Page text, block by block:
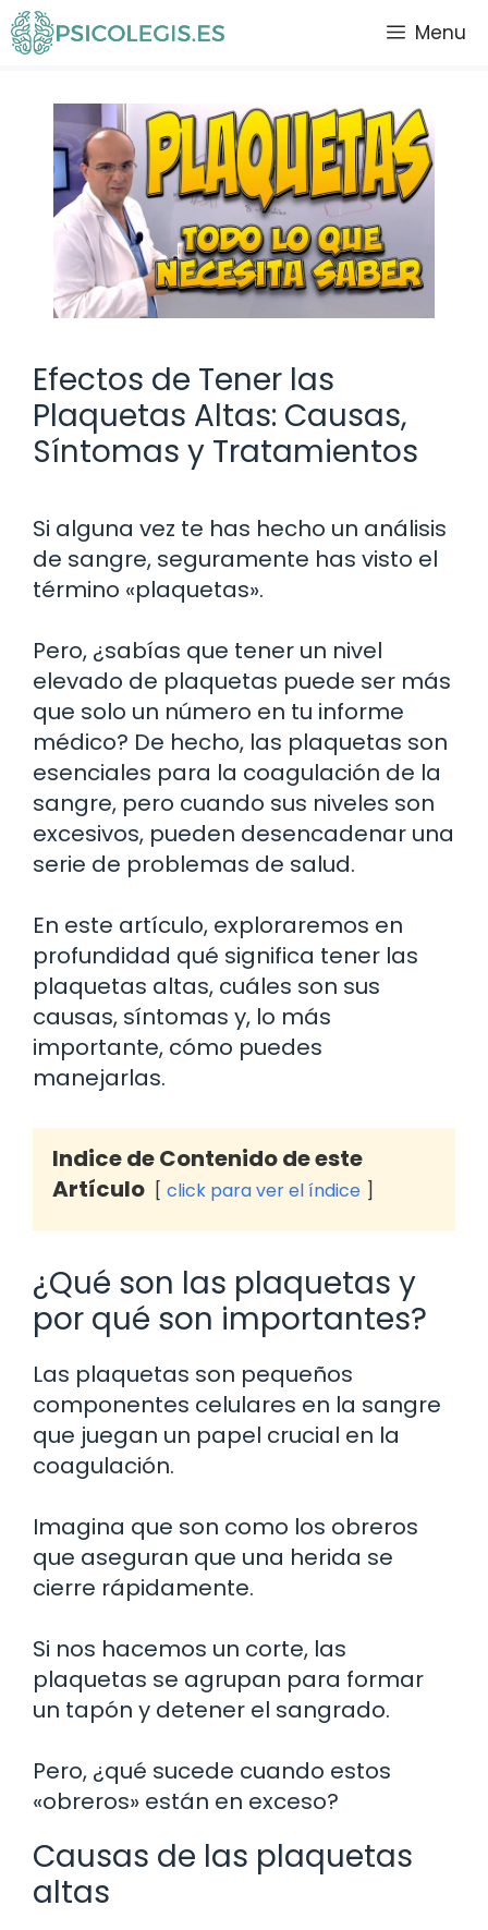
Saltar
al
Menu
Efectos de Tener las
Plaquetas Altas: Causas,
Síntomas y Tratamientos
Si alguna vez te has hecho un análisis
de sangre, seguramente has visto el
término «plaquetas».
Pero, ¿sabías que tener un nivel
elevado de plaquetas puede ser más
que solo un número en tu informe
médico? De hecho, las plaquetas son
esenciales para la coagulación de la
sangre, pero cuando sus niveles son
excesivos, pueden desencadenar una
serie de problemas de salud.
En este artículo, exploraremos en
profundidad qué significa tener las
plaquetas altas, cuáles son sus
causas, síntomas y, lo más
importante, cómo puedes
manejarlas.
Indice de Contenido de este
Artículo
click para ver el índice
¿Qué son las plaquetas y
por qué son importantes?
Las plaquetas son pequeños
componentes celulares en la sangre
que juegan un papel crucial en la
coagulación.
Imagina que son como los obreros
que aseguran que una herida se
cierre rápidamente.
Si nos hacemos un corte, las
plaquetas se agrupan para formar
un tapón y detener el sangrado.
Pero, ¿qué sucede cuando estos
«obreros» están en exceso?
Causas de las plaquetas
altas